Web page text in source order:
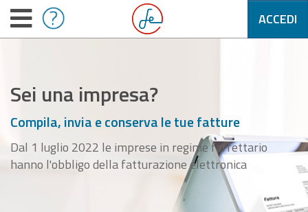
ACCEDI
Sei una impresa?
Compila, invia e conserva le tue fatture
Dal 1 luglio 2022 le imprese in regime forfettario
hanno l'obbligo della fatturazione elettronica